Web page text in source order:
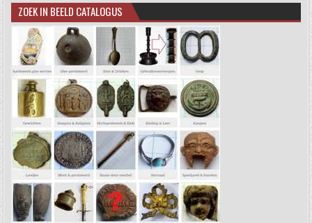
ZOEK IN BEELD CATALOGUS